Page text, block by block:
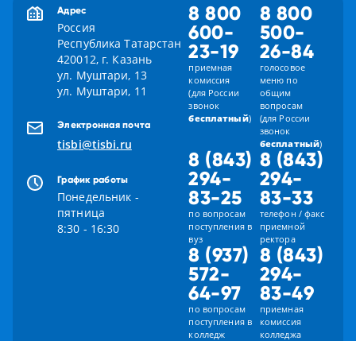
Адрес
Россия
Республика Татарстан
420012, г. Казань
ул. Муштари, 13
ул. Муштари, 11
Электронная почта
tisbi@tisbi.ru
График работы
Понедельник -
пятница
8:30 - 16:30
8 800
600-
23-19
приемная
комиссия
(для России
звонок
бесплатный)
8 800
500-
26-84
голосовое
меню по
общим
вопросам
(для России
звонок
бесплатный)
8 (843)
294-
83-25
по вопросам
поступления в
вуз
8 (843)
294-
83-33
телефон / факс
приемной
ректора
8 (937)
572-
64-97
по вопросам
поступления в
колледж
8 (843)
294-
83-49
приемная
комиссия
колледжа